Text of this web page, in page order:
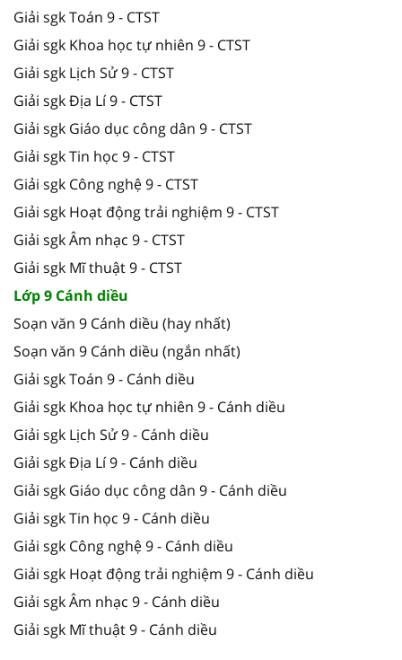
Giải sgk Toán 9 - CTST
Giải sgk Khoa học tự nhiên 9 - CTST
Giải sgk Lịch Sử 9 - CTST
Giải sgk Địa Lí 9 - CTST
Giải sgk Giáo dục công dân 9 - CTST
Giải sgk Tin học 9 - CTST
Giải sgk Công nghệ 9 - CTST
Giải sgk Hoạt động trải nghiệm 9 - CTST
Giải sgk Âm nhạc 9 - CTST
Giải sgk Mĩ thuật 9 - CTST
Lớp 9 Cánh diều
Soạn văn 9 Cánh diều (hay nhất)
Soạn văn 9 Cánh diều (ngắn nhất)
Giải sgk Toán 9 - Cánh diều
Giải sgk Khoa học tự nhiên 9 - Cánh diều
Giải sgk Lịch Sử 9 - Cánh diều
Giải sgk Địa Lí 9 - Cánh diều
Giải sgk Giáo dục công dân 9 - Cánh diều
Giải sgk Tin học 9 - Cánh diều
Giải sgk Công nghệ 9 - Cánh diều
Giải sgk Hoạt động trải nghiệm 9 - Cánh diều
Giải sgk Âm nhạc 9 - Cánh diều
Giải sgk Mĩ thuật 9 - Cánh diều